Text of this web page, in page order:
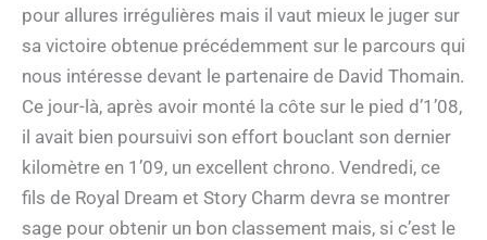
pour allures irrégulières mais il vaut mieux le juger sur
sa victoire obtenue précédemment sur le parcours qui
nous intéresse devant le partenaire de David Thomain.
Ce jour-là, après avoir monté la côte sur le pied d’1’08,
il avait bien poursuivi son effort bouclant son dernier
kilomètre en 1’09, un excellent chrono. Vendredi, ce
fils de Royal Dream et Story Charm devra se montrer
sage pour obtenir un bon classement mais, si c’est le